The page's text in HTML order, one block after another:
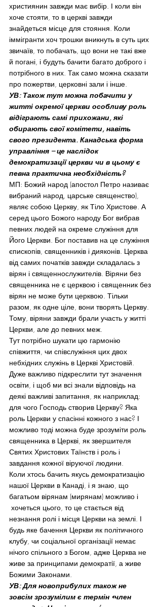
християнин завжди має вибір. І коли він
хоче стояти, то в церкві завжди
знайдеться місце для стояння. Коли
іммігранти хоч трошки вникнуть в суть цих
звичаїв, то побачать, що вони не такі вже
й погані, і будуть бачити багато доброго і
потрібного в них. Так само можна сказати
про пожертви, церковні зали і інше.
УВ: Також тут можна побачити у
житті окремої церкви особливу роль
відіграють самі прихожани, які
обирають свої комітети, навіть
свого президента. Канадська форма
управління – це наслідок
демократизації церкви чи в цьому є
певна практична необхідність?
МП: Божий народ (апостол Петро називає
вибраний народ, царське священство),
являє собою Церкву, як Тіло Христове. А
серед цього Божого народу Бог вибрав
певних людей на окреме служіння для
Його Церкви. Бог поставив на це служіння
єпископів, священників і дияконів. Церква
від самих початків завжди складалась з
вірян і священнослужителів. Віряни без
священника не є церквою і священник без
вірян не може бути церквою. Тільки
разом, як одне ціле, вони творять Церкву.
Тому, віряни завжди брали участь у житті
Церкви, але до певних меж.
Тут потрібно шукати цю гармонію
співжиття, чи співслужіння цих двох
небхідних служінь в Церкві Христовій.
Дуже важливо підкреслити тут значення
освіти, і щоб ми всі знали відповідь на
деякі важливі запитання, як наприклад:
для чого Господь створив Церкву? Яка
роль Церкви у спасінні кожного з нас? І
можливо тоді можна буде зрозуміти роль
священника в Церкві, як звершителя
Святих Христових Таїнств і роль і
завдання кожної віруючої людини.
Коли хтось бачить якусь демократизацію
нашої Церкви в Канаді, і я знаю, що
багатьом вірянам (мирянам) можливо і
хочеться цього, то це стається від
незнання ролі і місця Церкви на землі. І
будь яке бачення Церкви як політичного
клубу, чи соціальної організації немає
нічого спільного з Богом, адже Церква не
живе за принципами демократії, а живе
Божими Законами.
УВ: Для новоприбулих також не
зовсім зрозумілим є термін «член